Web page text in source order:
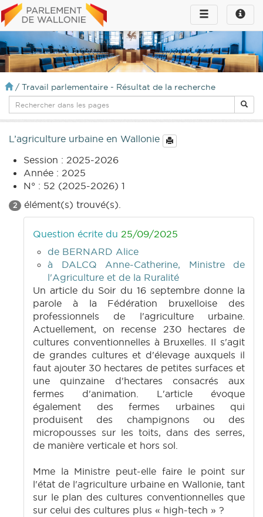
Toggle
infos
Toggle
navigation
/ Travail parlementaire - Résultat de la recherche
L’agriculture urbaine en Wallonie
Session : 2025-2026
Année : 2025
N° : 52 (2025-2026) 1
2 élément(s) trouvé(s).
Question écrite du 25/09/2025
de BERNARD Alice
à DALCQ Anne-Catherine, Ministre de
l'Agriculture et de la Ruralité
Un article du Soir du 16 septembre donne la
parole à la Fédération bruxelloise des
professionnels de l'agriculture urbaine.
Actuellement, on recense 230 hectares de
cultures conventionnelles à Bruxelles. Il s'agit
de grandes cultures et d'élevage auxquels il
faut ajouter 30 hectares de petites surfaces et
une quinzaine d'hectares consacrés aux
fermes d'animation. L'article évoque
également des fermes urbaines qui
produisent des champignons ou des
micropousses sur les toits, dans des serres,
de manière verticale et hors sol.
Mme la Ministre peut-elle faire le point sur
l'état de l'agriculture urbaine en Wallonie, tant
sur le plan des cultures conventionnelles que
sur celui des cultures plus « high-tech » ?